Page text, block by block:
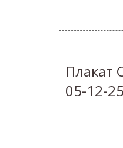
Плакат
05-12-